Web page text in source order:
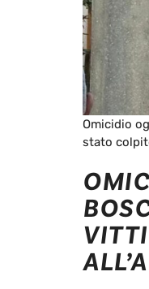
Omicidio
stato